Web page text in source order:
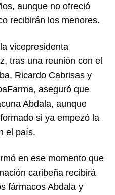
aunque no ofreció
recibirán los menores.
vicepresidenta
tras una reunión con el
Ricardo Cabrisas y
aseguró que
Abdala, aunque
si ya empezó la
el país.
en ese momento que
caribeña recibirá
fármacos Abdala y